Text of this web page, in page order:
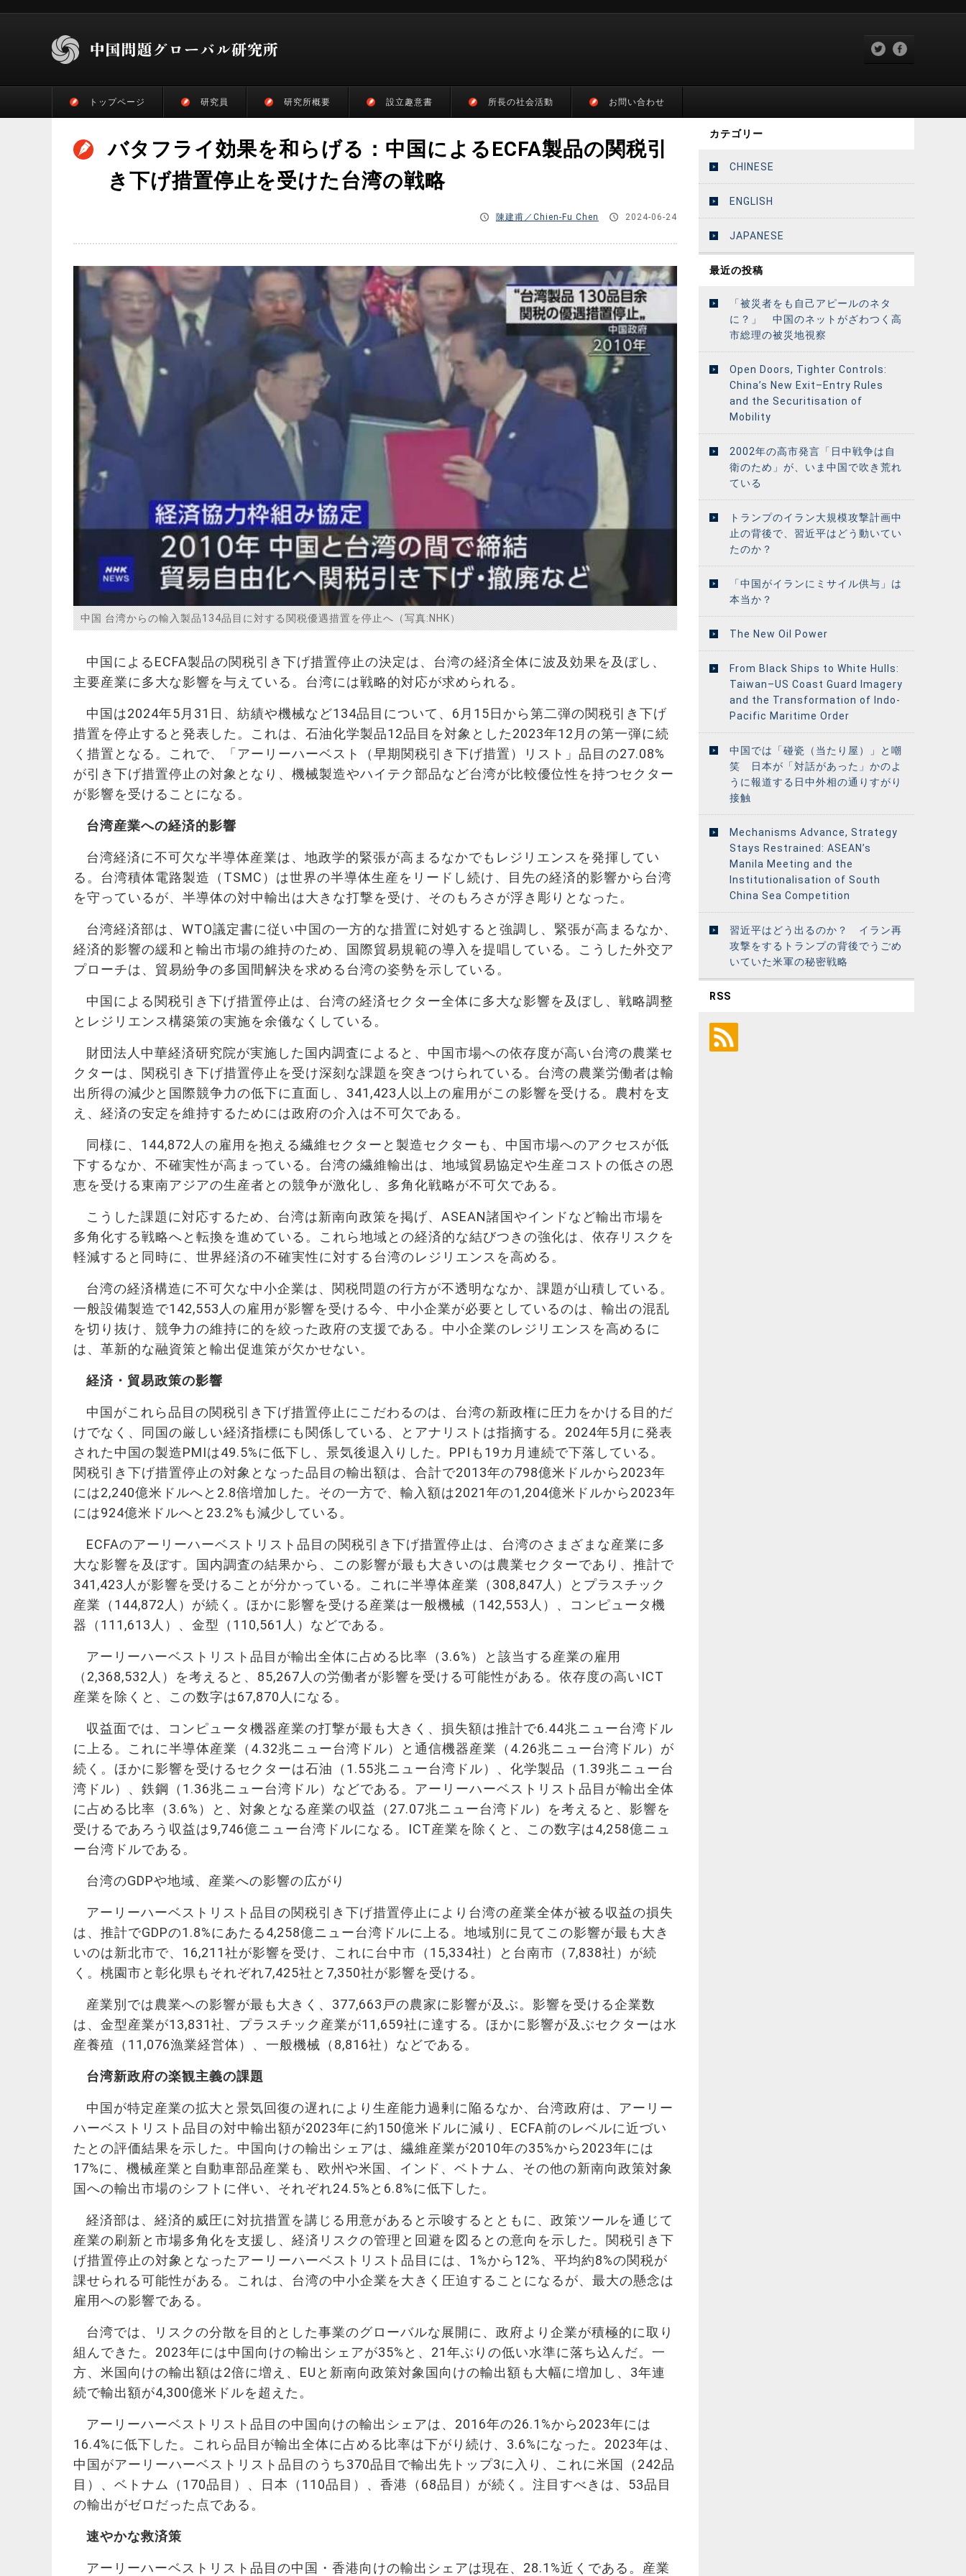
トップページ 研究員 研究所概要 設立趣意書 所長の社会活動 お問い合わせ
バタフライ効果を和らげる：中国によるECFA製品の関税引
き下げ措置停止を受けた台湾の戦略
陳建甫／Chien-Fu Chen 2024-06-24
中国 台湾からの輸入製品134品目に対する関税優遇措置を停止へ（写真:NHK）
中国によるECFA製品の関税引き下げ措置停止の決定は、台湾の経済全体に波及効果を及ぼし、
主要産業に多大な影響を与えている。台湾には戦略的対応が求められる。
中国は2024年5月31日、紡績や機械など134品目について、6月15日から第二弾の関税引き下げ
措置を停止すると発表した。これは、石油化学製品12品目を対象とした2023年12月の第一弾に続
く措置となる。これで、「アーリーハーベスト（早期関税引き下げ措置）リスト」品目の27.08%
が引き下げ措置停止の対象となり、機械製造やハイテク部品など台湾が比較優位性を持つセクター
が影響を受けることになる。
台湾産業への経済的影響
台湾経済に不可欠な半導体産業は、地政学的緊張が高まるなかでもレジリエンスを発揮してい
る。 台湾積体電路製造 （TSMC）は世界の半導体生産をリードし続け、目先の経済的影響から台湾
を守っているが、半導体の対中輸出は大きな打撃を受け、そのもろさが浮き彫りとなった。
台湾経済部は、WTO議定書に従い中国の一方的な措置に対処すると強調し、緊張が高まるなか、
経済的影響の緩和と輸出市場の維持のため、国際貿易規範の導入を提唱している。こうした外交ア
プローチは、貿易紛争の多国間解決を求める台湾の姿勢を示している。
中国による関税引き下げ措置停止は、台湾の経済セクター全体に多大な影響を及ぼし、戦略調整
とレジリエンス構築策の実施を余儀なくしている。
財団法人中華経済研究院が実施した国内調査によると、中国市場への依存度が高い台湾の農業セ
クターは、関税引き下げ措置停止を受け深刻な課題を突きつけられている。台湾の農業労働者は輸
出所得の減少と国際競争力の低下に直面し、341,423人以上の雇用がこの影響を受ける。農村を支
え、経済の安定を維持するためには政府の介入は不可欠である。
同様に、144,872人の雇用を抱える繊維セクターと製造セクターも、中国市場へのアクセスが低
下するなか、不確実性が高まっている。台湾の繊維輸出は、地域貿易協定や生産コストの低さの恩
恵を受ける東南アジアの生産者との競争が激化し、多角化戦略が不可欠である。
こうした課題に対応するため、台湾は新南向政策を掲げ、ASEAN諸国やインドなど輸出市場を
多角化する戦略へと転換を進めている。これら地域との経済的な結びつきの強化は、依存リスクを
軽減すると同時に、世界経済の不確実性に対する台湾のレジリエンスを高める。
台湾の経済構造に不可欠な中小企業は、関税問題の行方が不透明ななか、課題が山積している。
一般設備製造で142,553人の雇用が影響を受ける今、中小企業が必要としているのは、輸出の混乱
を切り抜け、競争力の維持に的を絞った政府の支援である。中小企業のレジリエンスを高めるに
は、革新的な融資策と輸出促進策が欠かせない。
経済・貿易政策の影響
中国がこれら品目の関税引き下げ措置停止にこだわるのは、台湾の新政権に圧力をかける目的だ
けでなく、同国の厳しい経済指標にも関係している、とアナリストは指摘する。2024年5月に発表
された中国の製造PMIは49.5%に低下し、景気後退入りした。PPIも19カ月連続で下落している。
関税引き下げ措置停止の対象となった品目の輸出額は、合計で2013年の798億米ドルから2023年
には2,240億米ドルへと2.8倍増加した。その一方で、輸入額は2021年の1,204億米ドルから2023年
には924億米ドルへと23.2%も減少している。
ECFAのアーリーハーベストリスト品目の関税引き下げ措置停止は、台湾のさまざまな産業に多
大な影響を及ぼす。国内調査の結果から、この影響が最も大きいのは農業セクターであり、推計で
341,423人が影響を受けることが分かっている。これに半導体産業（308,847人）とプラスチック
産業（144,872人）が続く。ほかに影響を受ける産業は一般機械（142,553人）、コンピュータ機
器（111,613人）、金型（110,561人）などである。
アーリーハーベストリスト品目が輸出全体に占める比率（3.6%）と該当する産業の雇用
（2,368,532人）を考えると、85,267人の労働者が影響を受ける可能性がある。依存度の高いICT
産業を除くと、この数字は67,870人になる。
収益面では、コンピュータ機器産業の打撃が最も大きく、損失額は推計で6.44兆ニュー台湾ドル
に上る。これに半導体産業（4.32兆ニュー台湾ドル）と通信機器産業（4.26兆ニュー台湾ドル）が
続く。ほかに影響を受けるセクターは石油（1.55兆ニュー台湾ドル）、化学製品（1.39兆ニュー台
湾ドル）、鉄鋼（1.36兆ニュー台湾ドル）などである。アーリーハーベストリスト品目が輸出全体
に占める比率（3.6%）と、対象となる産業の収益（27.07兆ニュー台湾ドル）を考えると、影響を
受けるであろう収益は9,746億ニュー台湾ドルになる。ICT産業を除くと、この数字は4,258億ニュ
ー台湾ドルである。
台湾のGDPや地域、産業への影響の広がり
アーリーハーベストリスト品目の関税引き下げ措置停止により台湾の産業全体が被る収益の損失
は、推計でGDPの1.8%にあたる4,258億ニュー台湾ドルに上る。地域別に見てこの影響が最も大き
いのは新北市で、16,211社が影響を受け、これに台中市（15,334社）と台南市（7,838社）が続
く。桃園市と 彰化県もそれぞれ7,425社と7,350社が影響を受ける。
産業別では農業への影響が最も大きく、377,663戸の農家に影響が及ぶ。影響を受ける企業数
は、金型産業が13,831社、プラスチック産業が11,659社に達する。ほかに影響が及ぶセクターは水
産養殖（11,076漁業経営体）、一般機械（8,816社）などである。
台湾新政府の楽観主義の課題
中国が特定産業の拡大と景気回復の遅れにより生産能力過剰に陥るなか、台湾政府は、アーリー
ハーベストリスト品目の対中輸出額が2023年に約150億米ドルに減り、ECFA前のレベルに近づい
たとの評価結果を示した。中国向けの輸出シェアは、繊維産業が2010年の35%から2023年には
17%に、機械産業と自動車部品産業も、欧州や米国、インド、ベトナム、その他の新南向政策対象
国への輸出市場のシフトに伴い、それぞれ24.5%と6.8%に低下した。
経済部は、経済的威圧に対抗措置を講じる用意があると示唆するとともに、政策ツールを通じて
産業の刷新と市場多角化を支援し、経済リスクの管理と回避を図るとの意向を示した。関税引き下
げ措置停止の対象となったアーリーハーベストリスト品目には、1%から12%、平均約8%の関税が
課せられる可能性がある。これは、台湾の中小企業を大きく圧迫することになるが、最大の懸念は
雇用への影響である。
台湾では、リスクの分散を目的とした事業のグローバルな展開に、政府より企業が積極的に取り
組んできた。2023年には中国向けの輸出シェアが35%と、21年ぶりの低い水準に落ち込んだ。一
方、米国向けの輸出額は2倍に増え、EUと新南向政策対象国向けの輸出額も大幅に増加し、3年連
続で輸出額が4,300億米ドルを超えた。
アーリーハーベストリスト品目の中国向けの輸出シェアは、2016年の26.1%から2023年には
16.4%に低下した。これら品目が輸出全体に占める比率は下がり続け、3.6%になった。2023年は、
中国がアーリーハーベストリスト品目のうち370品目で輸出先トップ3に入り、これに米国（242品
目）、ベトナム（170品目）、日本（110品目）、香港（68品目）が続く。注目すべきは、53品目
の輸出がゼロだった点である。
速やかな救済策
アーリーハーベストリスト品目の中国・香港向けの輸出シェアは現在、28.1%近くである。産業
カテゴリー
CHINESE
ENGLISH
JAPANESE
最近の投稿
「被災者をも自己アピールのネタ
に？」 中国のネットがざわつく高
市総理の被災地視察
Open Doors, Tighter Controls:
China’s New Exit–Entry Rules
and the Securitisation of
Mobility
2002年の高市発言「日中戦争は自
衛のため」が、いま中国で吹き荒れ
ている
トランプのイラン大規模攻撃計画中
止の背後で、習近平はどう動いてい
たのか？
「中国がイランにミサイル供与」は
本当か？
The New Oil Power
From Black Ships to White Hulls:
Taiwan–US Coast Guard Imagery
and the Transformation of Indo-
Pacific Maritime Order
中国では「碰瓷（当たり屋）」と嘲
笑 日本が「対話があった」かのよ
うに報道する日中外相の通りすがり
接触
Mechanisms Advance, Strategy
Stays Restrained: ASEAN’s
Manila Meeting and the
Institutionalisation of South
China Sea Competition
習近平はどう出るのか？ イラン再
攻撃をするトランプの背後でうごめ
いていた米軍の秘密戦略
RSS